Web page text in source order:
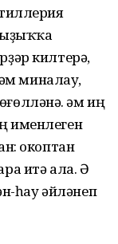
килтерә,
миналау,
Һәм иң
именлеген
окоптан
итә ала. Ә
һау әйләнеп